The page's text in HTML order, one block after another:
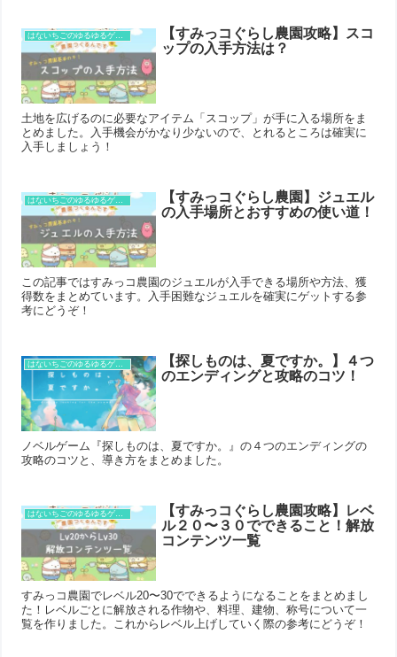
はないちごのゆるゆるゲーム攻略
【すみっコぐらし農園攻略】スコ
ップの入手方法は？
土地を広げるのに必要なアイテム「スコップ」が手に入る場所をま
とめました。入手機会がかなり少ないので、とれるところは確実に
入手しましょう！
【すみっコぐらし農園】ジュエル
の入手場所とおすすめの使い道！
この記事ではすみっコ農園のジュエルが入手できる場所や方法、獲
得数をまとめています。入手困難なジュエルを確実にゲットする参
考にどうぞ！
【探しものは、夏ですか。】４つ
のエンディングと攻略のコツ！
ノベルゲーム『探しものは、夏ですか。』の４つのエンディングの
攻略のコツと、導き方をまとめました。
【すみっコぐらし農園攻略】レベ
ル２０〜３０でできること！解放
コンテンツ一覧
すみっコ農園でレベル20〜30でできるようになることをまとめまし
た！レベルごとに解放される作物や、料理、建物、称号について一
覧を作りました。これからレベル上げしていく際の参考にどうぞ！